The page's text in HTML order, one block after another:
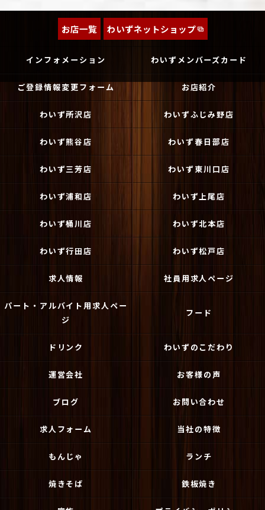
お店一覧 わいずネットショップ
インフォメーション わいずメンバーズカード
ご登録情報変更フォーム お店紹介
わいず所沢店 わいずふじみ野店
わいず熊谷店 わいず春日部店
わいず三芳店 わいず東川口店
わいず浦和店 わいず上尾店
わいず桶川店 わいず北本店
わいず行田店 わいず松戸店
求人情報 社員用求人ページ
パート・アルバイト用求人ペー
ジ
フード
ドリンク わいずのこだわり
運営会社 お客様の声
ブログ お問い合わせ
求人フォーム 当社の特徴
もんじゃ ランチ
焼きそば 鉄板焼き